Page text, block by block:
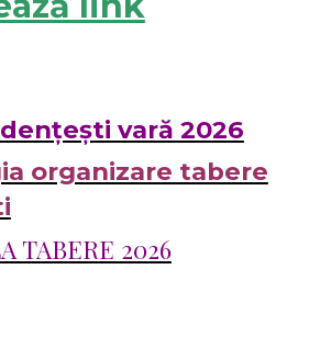
vară 2026
organizare tabere
TABERE 2026